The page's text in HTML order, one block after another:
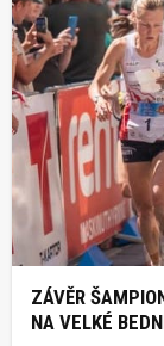
ZÁVĚR
NA VELKÉ